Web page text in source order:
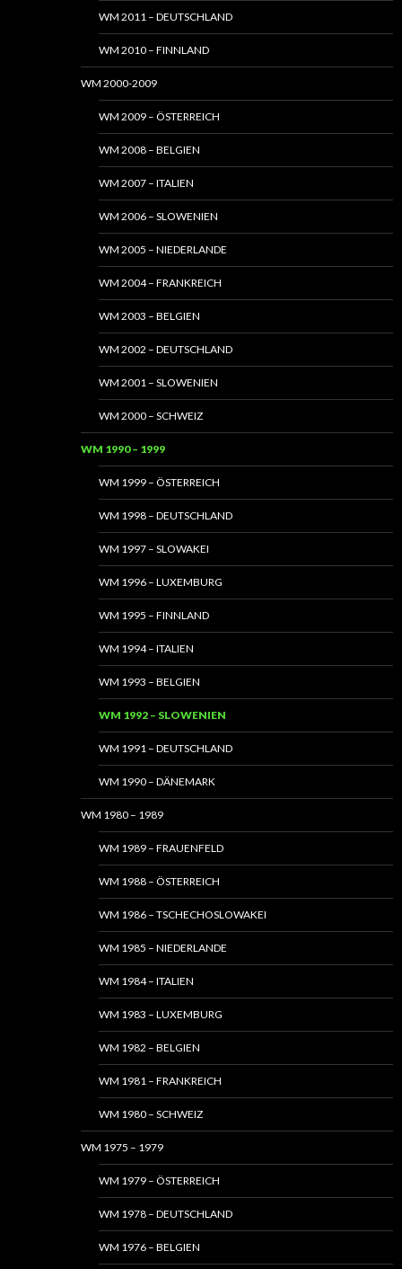
WM 2011 – DEUTSCHLAND
WM 2010 – FINNLAND
WM 2000-2009
WM 2009 – ÖSTERREICH
WM 2008 – BELGIEN
WM 2007 – ITALIEN
WM 2006 – SLOWENIEN
WM 2005 – NIEDERLANDE
WM 2004 – FRANKREICH
WM 2003 – BELGIEN
WM 2002 – DEUTSCHLAND
WM 2001 – SLOWENIEN
WM 2000 – SCHWEIZ
WM 1990 – 1999
WM 1999 – ÖSTERREICH
WM 1998 – DEUTSCHLAND
WM 1997 – SLOWAKEI
WM 1996 – LUXEMBURG
WM 1995 – FINNLAND
WM 1994 – ITALIEN
WM 1993 – BELGIEN
WM 1992 – SLOWENIEN
WM 1991 – DEUTSCHLAND
WM 1990 – DÄNEMARK
WM 1980 – 1989
WM 1989 – FRAUENFELD
WM 1988 – ÖSTERREICH
WM 1986 – TSCHECHOSLOWAKEI
WM 1985 – NIEDERLANDE
WM 1984 – ITALIEN
WM 1983 – LUXEMBURG
WM 1982 – BELGIEN
WM 1981 – FRANKREICH
WM 1980 – SCHWEIZ
WM 1975 – 1979
WM 1979 – ÖSTERREICH
WM 1978 – DEUTSCHLAND
WM 1976 – BELGIEN